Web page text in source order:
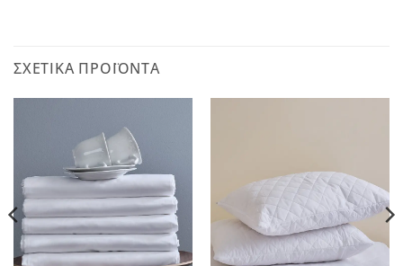
ΣΧΕΤΙΚΆ ΠΡΟΪΌΝΤΑ